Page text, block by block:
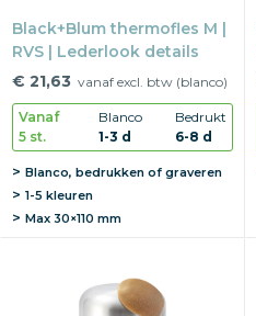
Black+Blum thermofles M |
RVS | Lederlook details
€ 21,63 vanaf excl. btw (blanco)
Vanaf
5 st.
Blanco
1-3 d
Bedrukt
6-8 d
Blanco, bedrukken of graveren
1-5 kleuren
Max 30×110 mm